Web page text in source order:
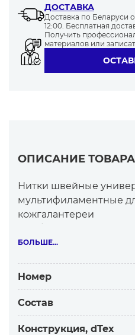
ДОСТАВКА
Доставка по Беларуси
12:00. Бесплатная
Получить
материалов или
ОПИСАНИЕ ТОВАРА
Нитки швейные
мультифиламентные
кожгалантереи
-структура –тип Л
-глянцевые
Высококачественные
сравнению с
-высочайшей
истирание
БОЛЬШЕ...
Номер
Состав
Конструкция, dTex